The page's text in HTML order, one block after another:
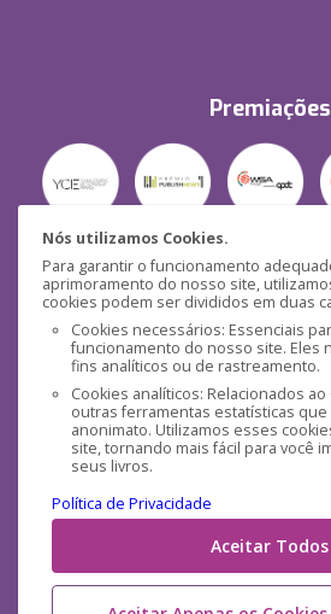
Nós utilizamos Cookies.
Para garantir o funcionamento
aprimoramento do nosso site,
cookies podem ser divididos em duas
Cookies necessários: Essenciais
funcionamento do nosso site. Eles
fins analíticos ou de rastreamento.
Cookies analíticos: Relacionados ao
outras ferramentas estatísticas
anonimato. Utilizamos esses
site, tornando mais fácil para você
seus livros.
Política de Privacidade
Aceitar Todos
Premiações
Segurança
Mídias